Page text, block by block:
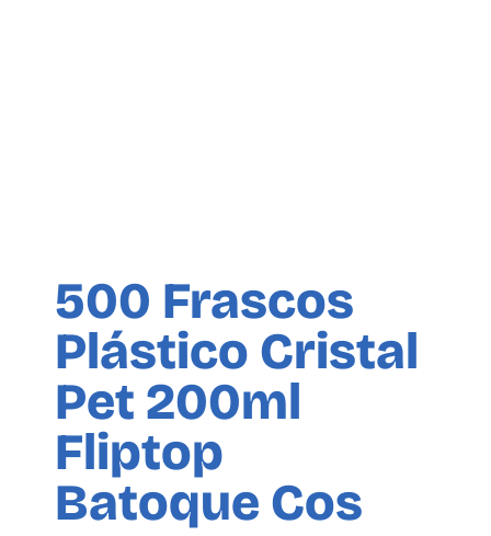
500 Frascos
Plástico Cristal
Pet 200ml
Fliptop
Batoque Cos